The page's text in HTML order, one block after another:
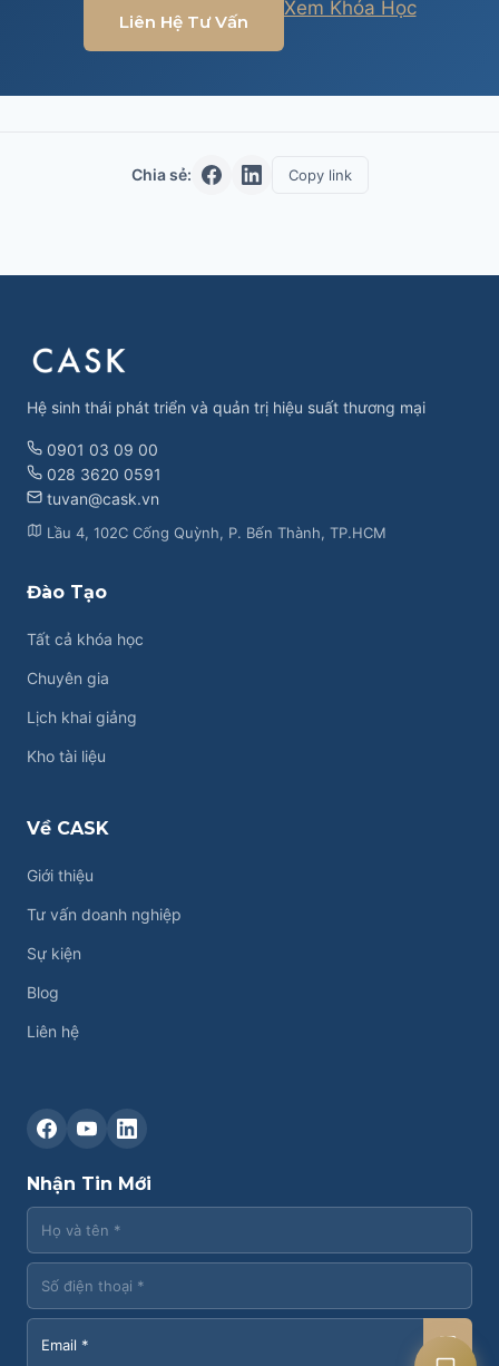
Liên Hệ Tư Vấn
Xem Khóa Học
Chia sẻ: Copy link
Hệ sinh thái phát triển và quản trị hiệu suất thương mại
0901 03 09 00
028 3620 0591
tuvan@cask.vn
Lầu 4, 102C Cống Quỳnh, P. Bến Thành, TP.HCM
Đào Tạo
Tất cả khóa học
Chuyên gia
Lịch khai giảng
Kho tài liệu
Về CASK
Giới thiệu
Tư vấn doanh nghiệp
Sự kiện
Blog
Liên hệ
Nhận Tin Mới